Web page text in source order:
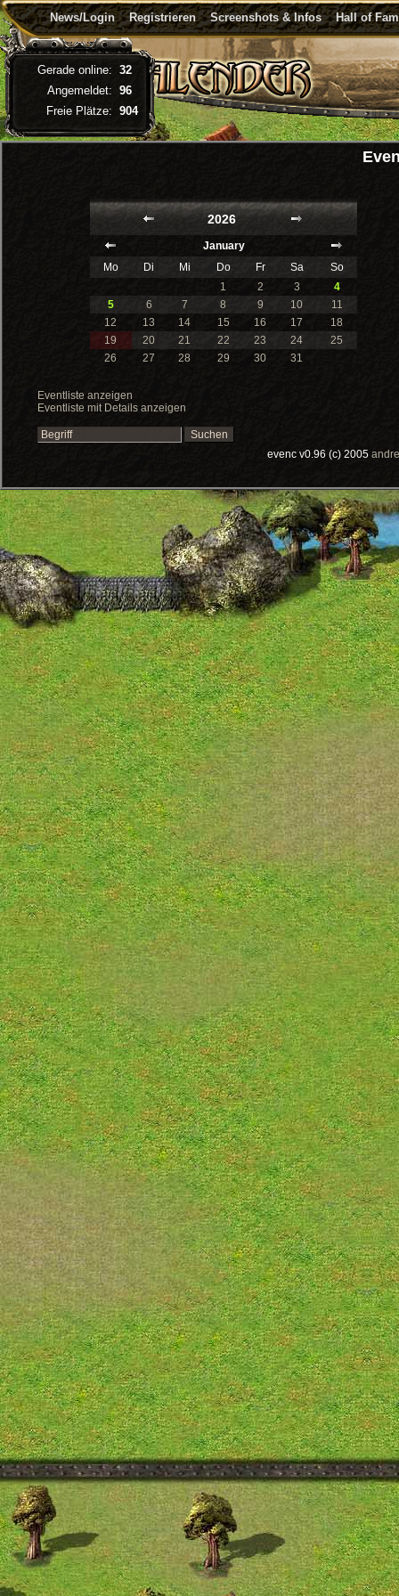
News/Login Registrieren Screenshots & Infos Hall of
2026
January
Mo
Di Mi Do Fr Sa
So
1
2 3
4
5
6 7 8 9 10
11
12
13 14 15 16 17
18
19
20 21 22 23 24
25
26
27 28 29 30 31
Eventliste anzeigen
Eventliste mit Details anzeigen
evenc v0.96 (c) 2005
Gerade online: 32
Angemeldet: 96
Freie Plätze: 904